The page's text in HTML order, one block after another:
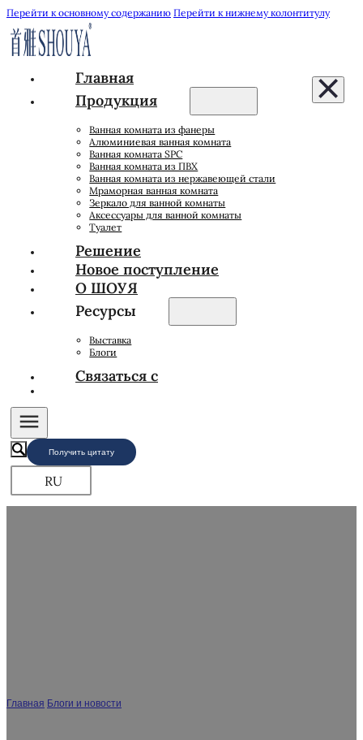
Перейти к основному содержанию Перейти к нижнему колонтитулу
Главная
Продукция
Ванная комната из фанеры
Алюминиевая ванная комната
Ванная комната SPC
Ванная комната из ПВХ
Ванная комната из нержавеющей стали
Мраморная ванная комната
Зеркало для ванной комнаты
Аксессуары для ванной комнаты
Туалет
Решение
Новое поступление
О ШОУЯ
Ресурсы
Выставка
Блоги
Связаться с
Получить цитату
RU
Главная Блоги и новости